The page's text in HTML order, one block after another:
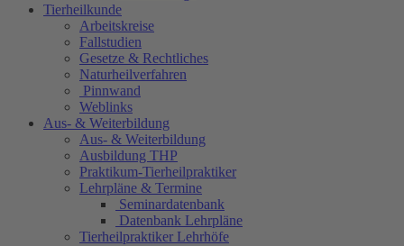
Tierheilkunde
Arbeitskreise
Fallstudien
Gesetze & Rechtliches
Naturheilverfahren
Pinnwand
Weblinks
Aus- & Weiterbildung
Aus- & Weiterbildung
Ausbildung THP
Praktikum-Tierheilpraktiker
Lehrpläne & Termine
Seminardatenbank
Datenbank Lehrpläne
Tierheilpraktiker Lehrhöfe